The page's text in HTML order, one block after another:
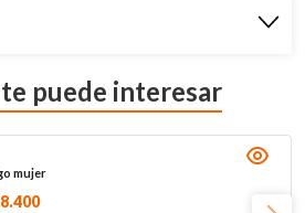
puede interesar
mujer
.400